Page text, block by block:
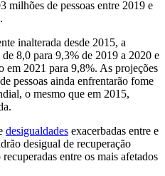
milhões de pessoas entre 2019 e
inalterada desde 2015, a
de 8,0 para 9,3% de 2019 a 2020 e
em 2021 para 9,8%. As projeções
pessoas ainda enfrentarão fome
o mesmo que em 2015,
desigualdades exacerbadas entre e
desigual de recuperação
entre os mais afetados